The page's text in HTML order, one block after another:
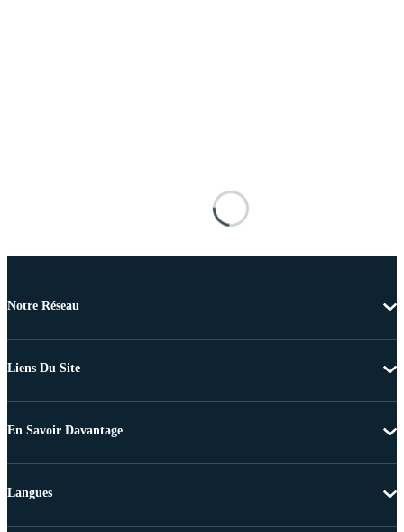
Notre Réseau
Liens Du Site
En Savoir Davantage
Langues